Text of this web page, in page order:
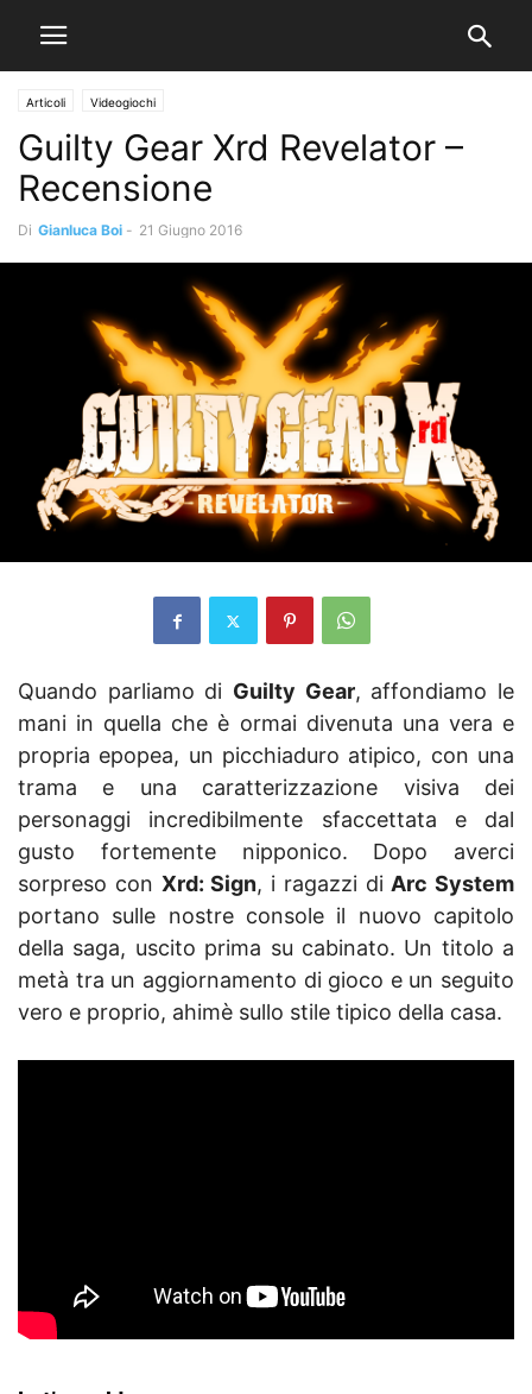
Articoli Videogiochi
Guilty Gear Xrd Revelator –
Recensione
Di Gianluca Boi - 21 Giugno 2016
Quando parliamo di Guilty Gear, affondiamo le
mani in quella che è ormai divenuta una vera e
propria epopea, un picchiaduro atipico, con una
trama e una caratterizzazione visiva dei
personaggi incredibilmente sfaccettata e dal
gusto fortemente nipponico. Dopo averci
sorpreso con Xrd: Sign, i ragazzi di Arc System
portano sulle nostre console il nuovo capitolo
della saga, uscito prima su cabinato. Un titolo a
metà tra un aggiornamento di gioco e un seguito
vero e proprio, ahimè sullo stile tipico della casa.